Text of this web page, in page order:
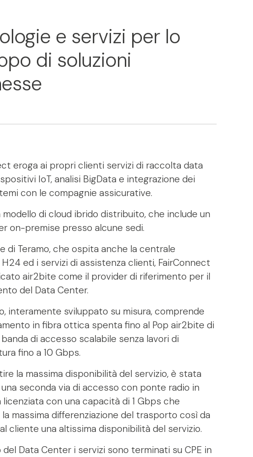
e servizi per lo
di soluzioni
eroga ai propri clienti servizi di raccolta data
IoT, analisi BigData e integrazione dei
con le compagnie assicurative.
di cloud ibrido distribuito, che include un
on-premise presso alcune sedi.
di Teramo, che ospita anche la centrale
ed i servizi di assistenza clienti, FairConnect
air2bite come il provider di riferimento per il
del Data Center.
interamente sviluppato su misura, comprende
in fibra ottica spenta fino al Pop air2bite di
di accesso scalabile senza lavori di
fino a 10 Gbps.
la massima disponibilità del servizio, è stata
seconda via di accesso con ponte radio in
licenziata con una capacità di 1 Gbps che
massima differenziazione del trasporto così da
cliente una altissima disponibilità del servizio.
Data Center i servizi sono terminati su CPE in